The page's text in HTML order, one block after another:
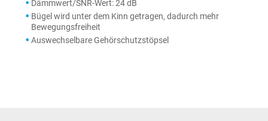
Dämmwert/SNR-Wert: 24 dB
Bügel wird unter dem Kinn getragen, dadurch mehr
Bewegungsfreiheit
Auswechselbare Gehörschutzstöpsel